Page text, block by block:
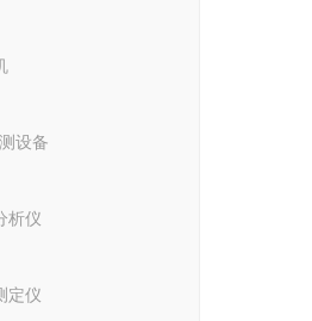
设备
析仪
定仪